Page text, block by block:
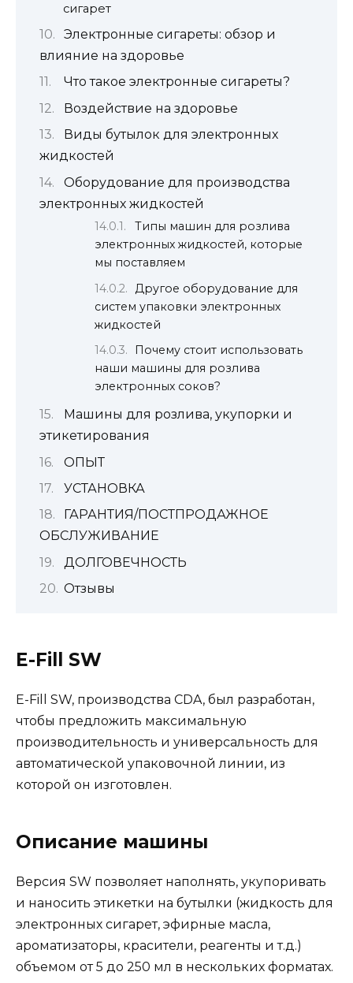
сигарет
Электронные сигареты: обзор и
влияние на здоровье
Что такое электронные сигареты?
Воздействие на здоровье
Виды бутылок для электронных
жидкостей
Оборудование для производства
электронных жидкостей
Типы машин для розлива
электронных жидкостей, которые
мы поставляем
Другое оборудование для
систем упаковки электронных
жидкостей
Почему стоит использовать
наши машины для розлива
электронных соков?
Машины для розлива, укупорки и
этикетирования
ОПЫТ
УСТАНОВКА
ГАРАНТИЯ/ПОСТПРОДАЖНОЕ
ОБСЛУЖИВАНИЕ
ДОЛГОВЕЧНОСТЬ
Отзывы
E-Fill SW
E-Fill SW, производства CDA, был разработан,
чтобы предложить максимальную
производительность и универсальность для
автоматической упаковочной линии, из
которой он изготовлен.
Описание машины
Версия SW позволяет наполнять, укупоривать
и наносить этикетки на бутылки (жидкость для
электронных сигарет, эфирные масла,
ароматизаторы, красители, реагенты и т.д.)
объемом от 5 до 250 мл в нескольких форматах.